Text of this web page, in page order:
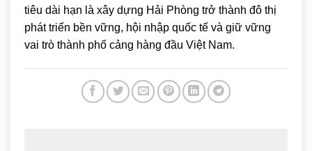
tiêu dài hạn là xây dựng Hải Phòng trở thành đô thị
phát triển bền vững, hội nhập quốc tế và giữ vững
vai trò thành phố cảng hàng đầu Việt Nam.